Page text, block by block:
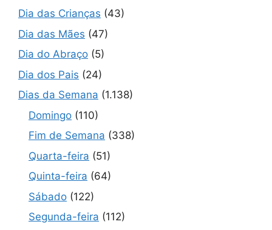
Dia das Crianças (43)
Dia das Mães (47)
Dia do Abraço (5)
Dia dos Pais (24)
Dias da Semana (1.138)
Domingo (110)
Fim de Semana (338)
Quarta-feira (51)
Quinta-feira (64)
Sábado (122)
Segunda-feira (112)